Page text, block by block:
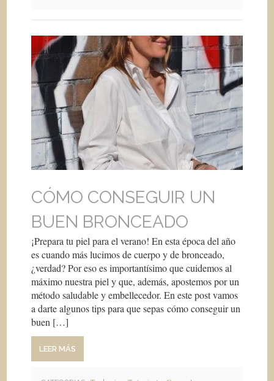
CÓMO CONSEGUIR UN
BUEN BRONCEADO
¡Prepara tu piel para el verano! En esta época del año
es cuando más lucimos de cuerpo y de bronceado,
¿verdad? Por eso es importantísimo que cuidemos al
máximo nuestra piel y que, además, apostemos por un
método saludable y embellecedor. En este post vamos
a darte algunos tips para que sepas cómo conseguir un
buen […]
LEER MÁS